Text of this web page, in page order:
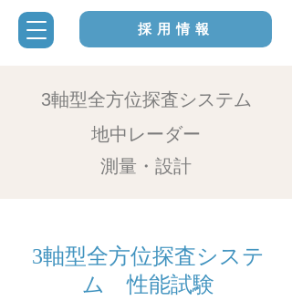
採用情報
3軸型全方位探査システム
​地中レーダー
測量・設計
3軸型全方位探査システ
ム 性能試験